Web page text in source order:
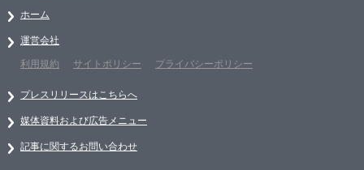
ホーム
運営会社
利用規約
サイトポリシー プライバシーポリシー
プレスリリースはこちらへ
媒体資料および広告メニュー
記事に関するお問い合わせ